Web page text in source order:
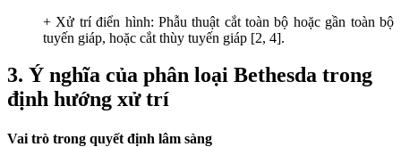
+ Xử trí điển hình: Phẫu thuật cắt toàn bộ hoặc gần toàn bộ
tuyến giáp, hoặc cắt thùy tuyến giáp [2, 4].
3. Ý nghĩa của phân loại Bethesda trong
định hướng xử trí
Vai trò trong quyết định lâm sàng